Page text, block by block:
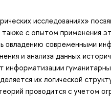
исследованиях»
с опытом применения
овладению современными
и анализа данных
их логической
проводится с учетом